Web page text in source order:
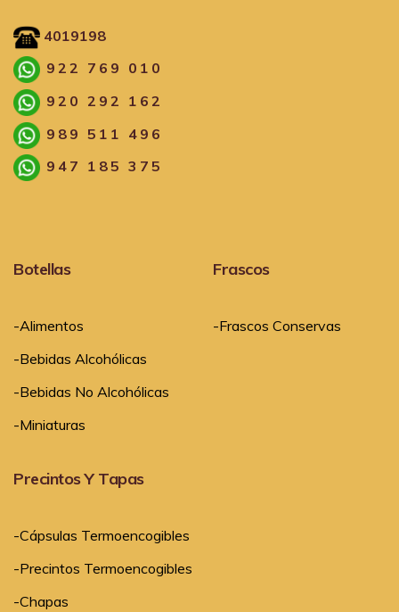
4019198
922 769 010
920 292 162
989 511 496
947 185 375
Botellas
-Alimentos
-Bebidas Alcohólicas
-Bebidas No Alcohólicas
-Miniaturas
Frascos
-Frascos Conservas
Precintos Y Tapas
-Cápsulas Termoencogibles
-Precintos Termoencogibles
-Chapas